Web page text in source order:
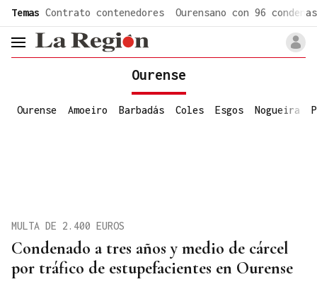
Temas Contrato contenedores Ourensano con 96 condenas
header.menu.open
Ourense
Ourense Amoeiro Barbadás Coles Esgos Nogueira
Condenado a tres años y medio de cárcel
por tráfico de estupefacientes en Ourense
MULTA DE 2.400 EUROS